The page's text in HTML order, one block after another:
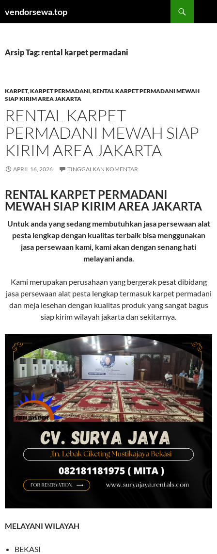
kevendorsewa.top
Arsip Tag: rental karpet permadani
KARPET,KARPET PERMADANI,RENTAL KARPET PERMADANI MEWAH
SIAP KIRIM AREA JAKARTA
RENTAL KARPET
PERMADANI MEWAH SIAP
KIRIM AREA JAKARTA
APRIL 16, 2026 TINGGALKAN KOMENTAR
RENTAL KARPET PERMADANI
MEWAH SIAP KIRIM AREA JAKARTA
Untuk anda yang sedang membutuhkan jasa persewaan alat
pesta lengkap dengan kualitas terbaik bisa menggunakan
jasa persewaan kami, kami akan dengan senang hati
melayani anda.
Kami merupakan perusahaan yang bergerak pesat dibidang
jasa persewaan alat pesta lengkap termasuk karpet permadani
dan meja lesehan dengan kualitas produk yang sangat bagus
siap kirim wilayah jakarta dan sekitarnya.
MELAYANI WILAYAH
BEKASI